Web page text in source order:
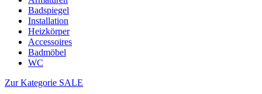
Badspiegel
Installation
Heizkörper
Accessoires
Badmöbel
WC
Zur Kategorie SALE